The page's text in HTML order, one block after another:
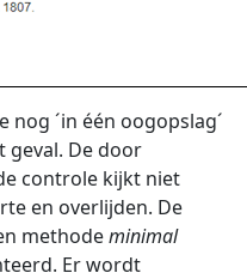
nog ´in één oogopslag´
geval. De door
controle kijkt niet
en overlijden. De
methodeminimal
Er wordt